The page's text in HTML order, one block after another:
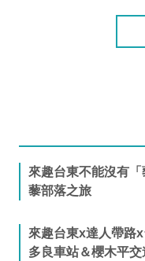
來趣台東不能沒有
藜部落之旅
來趣台東x達人帶路
多良車站＆櫻木平